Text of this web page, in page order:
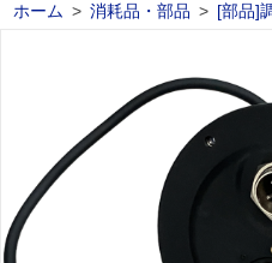
ホーム > 消耗品・部品 > [部品]